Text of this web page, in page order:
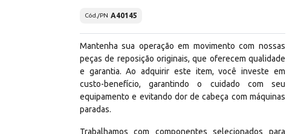
Cód./PN A40145
Mantenha sua operação em movimento com nossas
peças de reposição originais, que oferecem qualidade
e garantia. Ao adquirir este item, você investe em
custo-benefício, garantindo o cuidado com seu
equipamento e evitando dor de cabeça com máquinas
paradas.
Trabalhamos com componentes selecionados para